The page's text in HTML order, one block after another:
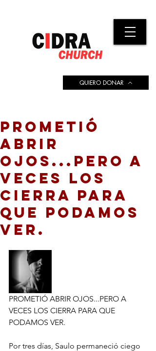
QUIERO DONAR
PROMETIÓ
ABRIR
OJOS...PERO A
VECES LOS
CIERRA PARA
QUE PODAMOS
VER.
PROMETIÓ ABRIR OJOS...PERO A
VECES LOS CIERRA PARA QUE
PODAMOS VER.
Por tres días, Saulo permaneció ciego